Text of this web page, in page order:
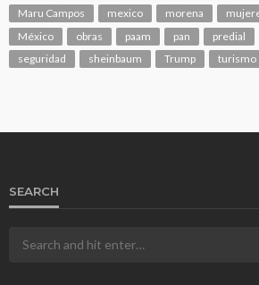
Maru Campos
mexico morena
México
obras paam pan predial
seguridad
sheinbaum Trump turismo
SEARCH